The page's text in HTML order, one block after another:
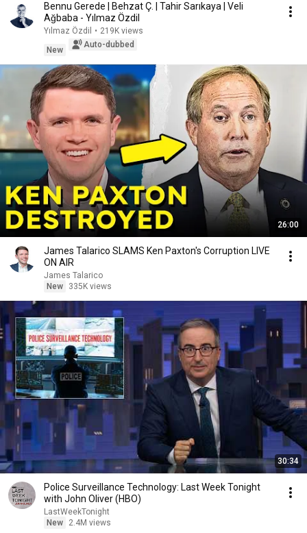
Bennu Gerede | Behzat Ç. | Tahir Sarıkaya | Veli
Ağbaba - Yılmaz Özdil
Yılmaz Özdil • 219K views
New
Auto-dubbed
26:00
James Talarico SLAMS Ken Paxton's Corruption LIVE
ON AIR
James Talarico
New
335K views
30:34
Police Surveillance Technology: Last Week Tonight
with John Oliver (HBO)
LastWeekTonight
New
2.4M views